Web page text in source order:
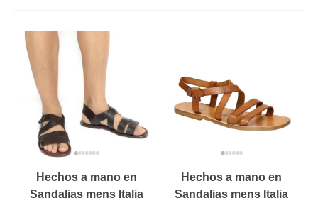
Hechos a mano en
Sandalias mens Italia
Hechos a mano en
Sandalias mens Italia